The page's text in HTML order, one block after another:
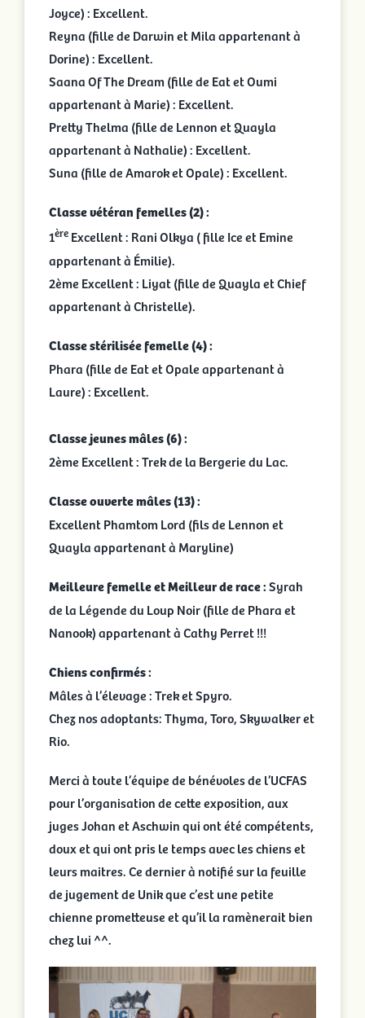
Joyce) : Excellent.
Reyna (fille de Darwin et Mila appartenant à
Dorine) : Excellent.
Saana Of The Dream (fille de Eat et Oumi
appartenant à Marie) : Excellent.
Pretty Thelma (fille de Lennon et Quayla
appartenant à Nathalie) : Excellent.
Suna (fille de Amarok et Opale) : Excellent.
Classe vétéran femelles (2) :
1èreExcellent : Rani Olkya ( fille Ice et Emine
appartenant à Émilie).
2ème Excellent : Liyat (fille de Quayla et Chief
appartenant à Christelle).
Classe stérilisée femelle (4) :
Phara (fille de Eat et Opale appartenant à
Laure) : Excellent.
Classe jeunes mâles (6) :
2ème Excellent : Trek de la Bergerie du Lac.
Classe ouverte mâles (13) :
Excellent Phamtom Lord (fils de Lennon et
Quayla appartenant à Maryline)
Meilleure femelle et Meilleur de race :Syrah
de la Légende du Loup Noir (fille de Phara et
Nanook) appartenant à Cathy Perret !!!
Chiens confirmés :
Mâles à l’élevage : Trek et Spyro.
Chez nos adoptants: Thyma, Toro, Skywalker et
Rio.
Merci à toute l’équipe de bénévoles de l’UCFAS
pour l’organisation de cette exposition, aux
juges Johan et Aschwin qui ont été compétents,
doux et qui ont pris le temps avec les chiens et
leurs maitres. Ce dernier à notifié sur la feuille
de jugement de Unik que c’est une petite
chienne prometteuse et qu’il la ramènerait bien
chez lui ^^.